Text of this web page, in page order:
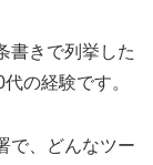
書きで列挙した
の経験です。
で、どんなツー